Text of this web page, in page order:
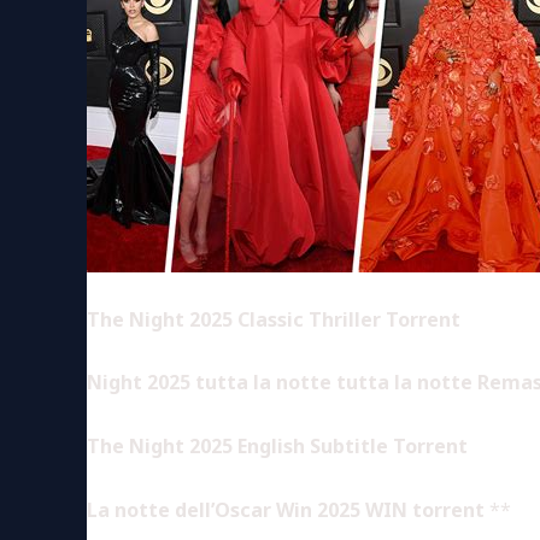
The Night 2025 Classic Thriller Torrent
Night 2025 tutta la notte tutta la notte
The Night 2025 English Subtitle Torrent
La notte dell’Oscar Win 2025 WIN torrent **